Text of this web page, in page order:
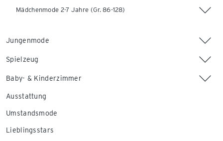
Mädchenmode 2-7 Jahre (Gr. 86-128)
Jungenmode
Spielzeug
Baby- & Kinderzimmer
Ausstattung
Umstandsmode
Lieblingsstars